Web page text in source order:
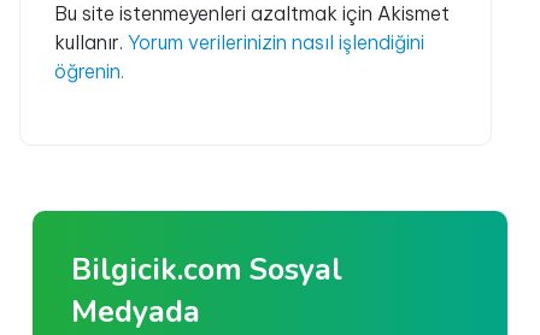
Bu site istenmeyenleri azaltmak için Akismet
kullanır. Yorum verilerinizin nasıl işlendiğini
öğrenin.
Bilgicik.com Sosyal
Medyada